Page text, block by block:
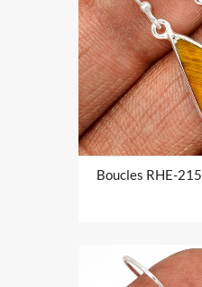
Boucles RHE-215